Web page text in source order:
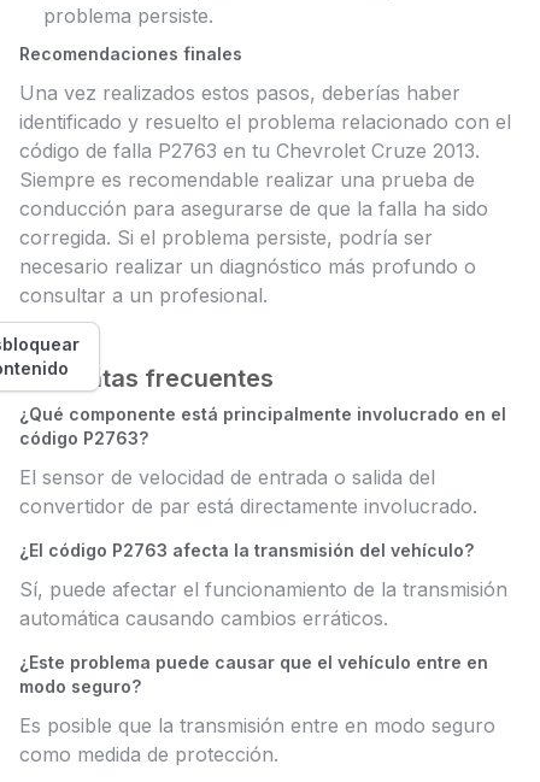
problema persiste.
Recomendaciones finales
Una vez realizados estos pasos, deberías haber
identificado y resuelto el problema relacionado con el
código de falla P2763 en tu Chevrolet Cruze 2013.
Siempre es recomendable realizar una prueba de
conducción para asegurarse de que la falla ha sido
corregida. Si el problema persiste, podría ser
necesario realizar un diagnóstico más profundo o
consultar a un profesional.
Preguntas frecuentes
¿Qué componente está principalmente involucrado en el
código P2763?
El sensor de velocidad de entrada o salida del
convertidor de par está directamente involucrado.
¿El código P2763 afecta la transmisión del vehículo?
Sí, puede afectar el funcionamiento de la transmisión
automática causando cambios erráticos.
¿Este problema puede causar que el vehículo entre en
modo seguro?
Es posible que la transmisión entre en modo seguro
como medida de protección.